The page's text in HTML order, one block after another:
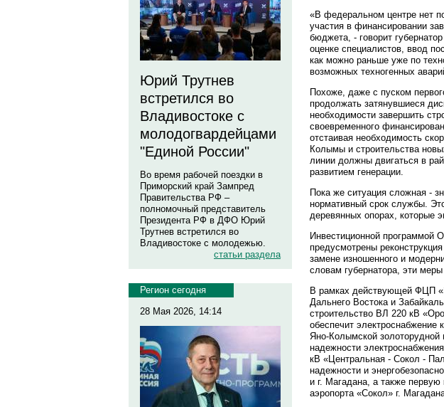
Юрий Трутнев
встретился во
Владивостоке с
молодогвардейцами
"Единой России"
Во время рабочей поездки в
Приморский край Зампред
Правительства РФ –
полномочный представитель
Президента РФ в ДФО Юрий
Трутнев встретился во
Владивостоке с молодежью.
статьи раздела
Регион сегодня
28 Мая 2026, 14:14
«В федеральном центре нет
участия в финансировании
бюджета, - говорит
оценке специалистов, ввод
как можно раньше уже по
возможных техногенных
Похоже, даже с пуском
продолжать затянувшиеся
необходимости завершить
своевременного
отстаивая необходимость
Колымы и строительства
линии должны двигаться в
развитием генерации.
Пока же ситуация сложная -
нормативный срок службы.
деревянных опорах, которые
Инвестиционной программой
предусмотрены
замене изношенного и
словам губернатора, эти меры
В рамках действующей ФЦП
Дальнего Востока и
строительство ВЛ 220 кВ
обеспечит электроснабжение
Яно-Колымской
надежности
кВ «Центральная - Сокол -
надежности и
и г. Магадана, а также первую
аэропорта «Сокол» г.